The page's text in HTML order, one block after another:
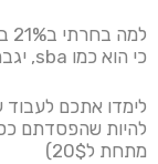
למה בחרתי ב21% בוולמארט?
כי הוא כמו sba, יגבה ממני מיסים ברוב העסקאות.
לימדו אתכם לעבוד
להיות שהפסדתם
מתחת ל20$)